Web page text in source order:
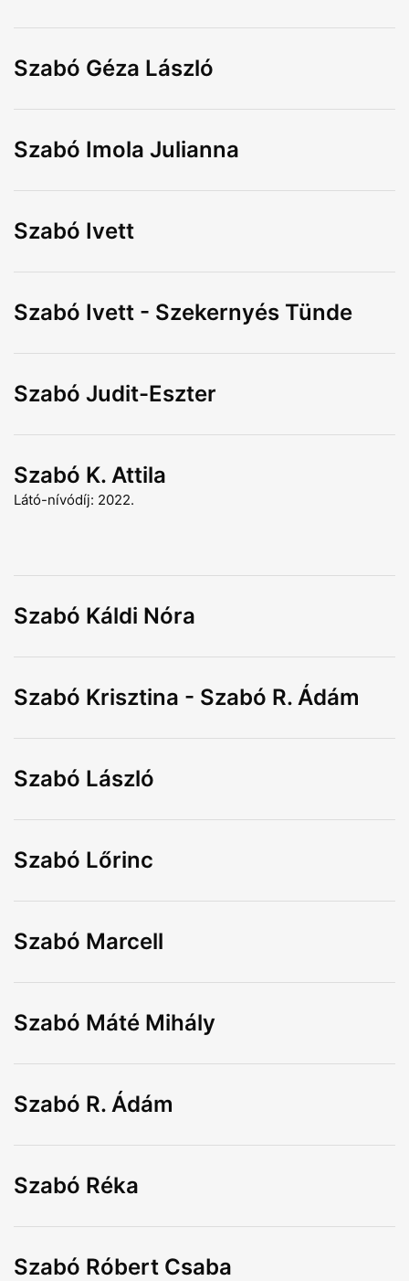
Szabó Géza László
Szabó Imola Julianna
Szabó Ivett
Szabó Ivett - Szekernyés Tünde
Szabó Judit-Eszter
Szabó K. Attila
Látó-nívódíj: 2022.
Szabó Káldi Nóra
Szabó Krisztina - Szabó R. Ádám
Szabó László
Szabó Lőrinc
Szabó Marcell
Szabó Máté Mihály
Szabó R. Ádám
Szabó Réka
Szabó Róbert Csaba